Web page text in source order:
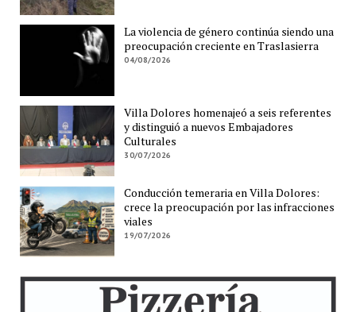
La violencia de género continúa siendo una
preocupación creciente en Traslasierra
04/08/2026
Villa Dolores homenajeó a seis referentes
y distinguió a nuevos Embajadores
Culturales
30/07/2026
Conducción temeraria en Villa Dolores:
crece la preocupación por las infracciones
viales
19/07/2026